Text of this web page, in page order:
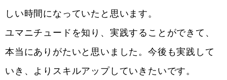
しい時間になっていたと思います。
ユマニチュードを知り、実践することができて、
本当にありがたいと思いました。今後も実践して
いき、よりスキルアップしていきたいです。